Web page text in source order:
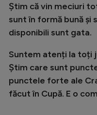
Ciclism
Alte
JO 2026
Știm că vin meciuri
sunt în formă bună și
disponibili sunt gata.
Suntem atenți la toți
Știm care sunt
punctele forte ale
făcut în Cupă. E o